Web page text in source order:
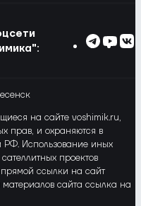
на сайте voshimik.ru,
прав, и охраняются в
РФ. Использование иных
проектов
ссылки на сайт
сайта ссылка на